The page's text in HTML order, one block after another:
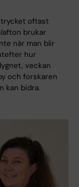
trycket oftast
brukar
när man blir
hur
veckan
och forskaren
kan bidra.